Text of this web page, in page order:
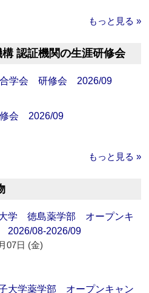
もっと見る »
認証機関の生涯研修会
合学会 研修会 2026/09
会 2026/09
もっと見る »
学 徳島薬学部 オープンキ
2026/08-2026/09
07日 (金)
大学薬学部 オープンキャン